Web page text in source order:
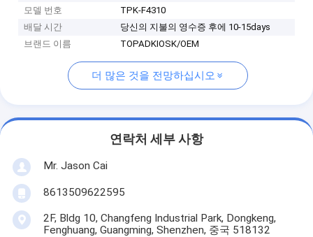
모델 번호
TPK-F4310
배달 시간
당신의 지불의 영수증 후에 10-15days
브랜드 이름
TOPADKIOSK/OEM
더 많은 것을 전망하십시오
연락처 세부 사항
Mr. Jason Cai
8613509622595
2F, Bldg 10, Changfeng Industrial Park, Dongkeng,
Fenghuang, Guangming, Shenzhen, 중국 518132